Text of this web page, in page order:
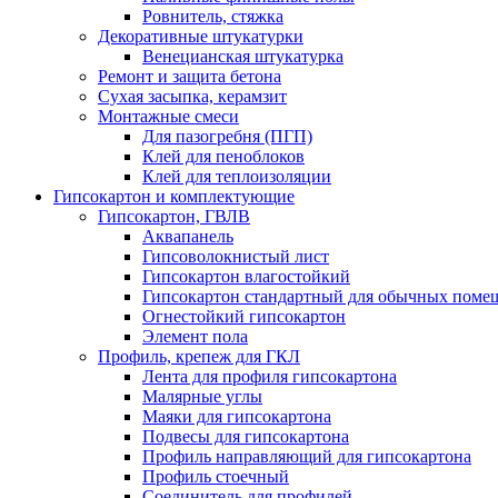
Ровнитель, стяжка
Декоративные штукатурки
Венецианская штукатурка
Ремонт и защита бетона
Сухая засыпка, керамзит
Монтажные смеси
Для пазогребня (ПГП)
Клей для пеноблоков
Клей для теплоизоляции
Гипсокартон и комплектующие
Гипсокартон, ГВЛВ
Аквапанель
Гипсоволокнистый лист
Гипсокартон влагостойкий
Гипсокартон стандартный для обычных
Огнестойкий гипсокартон
Элемент пола
Профиль, крепеж для ГКЛ
Лента для профиля гипсокартона
Малярные углы
Маяки для гипсокартона
Подвесы для гипсокартона
Профиль направляющий для гипсокартона
Профиль стоечный